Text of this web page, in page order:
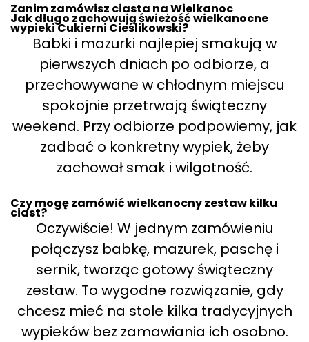
Zanim zamówisz ciasta na Wielkanoc
Jak długo zachowują świeżość wielkanocne
wypieki Cukierni Cieślikowski?
Babki i mazurki najlepiej smakują w
pierwszych dniach po odbiorze, a
przechowywane w chłodnym miejscu
spokojnie przetrwają świąteczny
weekend. Przy odbiorze podpowiemy, jak
zadbać o konkretny wypiek, żeby
zachował smak i wilgotność.
Czy mogę zamówić wielkanocny zestaw kilku
ciast?
Oczywiście! W jednym zamówieniu
połączysz babkę, mazurek, paschę i
sernik, tworząc gotowy świąteczny
zestaw. To wygodne rozwiązanie, gdy
chcesz mieć na stole kilka tradycyjnych
wypieków bez zamawiania ich osobno.